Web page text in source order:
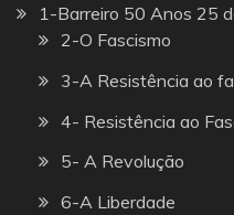
1-Barreiro 50 Anos 25
2-O Fascismo
3-A Resistência ao
4- Resistência ao
5- A Revolução
6-A Liberdade